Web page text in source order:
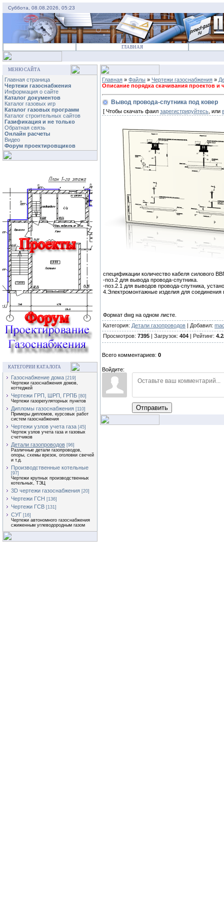
Суббота, 08.08.2026, 05:23
ГЛАВНАЯ
МЕНЮ САЙТА
Главная страница
Чертежи газоснабжения
Информация о сайте
Каталог документов
Каталог газовых игр
Каталог газовых программ
Каталог строительных сайтов
Газификация и не только
Обратная связь
Онлайн расчеты
Видео
Форум проектировщиков
КАТЕГОРИИ КАТАЛОГА
Газоснабжение дома [219]
Чертежи газоснабжения домов,
коттеджей
Чертежи ГРП, ШРП, ГРПБ [80]
Чертежи газорегуляторных пунктов
Дипломы газоснабжения [110]
Примеры дипломов, курсовых работ
систем газоснабжения
Чертежи узлов учета газа [45]
Чертеж узлов учета газа и газовых
счетчиков
Детали газопроводов [96]
Различные детали газопроводов,
опоры, схемы врезок, оголовки свечей
и т.д.
Производственные котельные
[97]
Чертежи крупных производственных
котельных, ТЭЦ
3D чертежи газоснабжения [20]
Чертежи ГСН [136]
Чертежи ГСВ [131]
СУГ [16]
Чертежи автономного газоснабжения
сжиженным углеводородным газом
Главная » Файлы » Чертежи газоснабжения »
Описание порядка скачивания проектов и
Вывод провода-спутника под ковер
[ Чтобы скачать фаил зарегистрируйтесь , или
спецификации количество кабеля силового
-поз.2 для вывода провода-спутника.
-поз.2.1 для выводов провода-спутника,
4.Электромонтажные изделия для
Формат dwg на одном листе.
Категория: Детали газопроводов | Добавил:
Просмотров: 7395 | Загрузок: 404 | Рейтинг: 4.2
Всего комментариев: 0
Войдите:
Отправить